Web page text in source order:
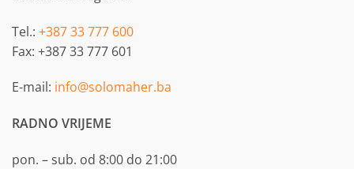
Tel.: +387 33 777 600
Fax: +387 33 777 601
E-mail: info@solomaher.ba
RADNO VRIJEME
pon. – sub. od 8:00 do 21:00